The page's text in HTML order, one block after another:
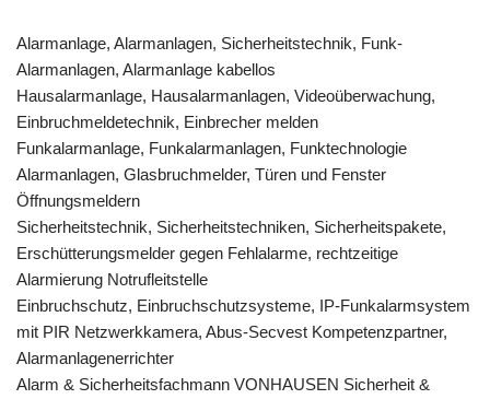
Alarmanlage, Alarmanlagen, Sicherheitstechnik, Funk-
Alarmanlagen, Alarmanlage kabellos
Hausalarmanlage, Hausalarmanlagen, Videoüberwachung,
Einbruchmeldetechnik, Einbrecher melden
Funkalarmanlage, Funkalarmanlagen, Funktechnologie
Alarmanlagen, Glasbruchmelder, Türen und Fenster
Öffnungsmeldern
Sicherheitstechnik, Sicherheitstechniken, Sicherheitspakete,
Erschütterungsmelder gegen Fehlalarme, rechtzeitige
Alarmierung Notrufleitstelle
Einbruchschutz, Einbruchschutzsysteme, IP-Funkalarmsystem
mit PIR Netzwerkkamera, Abus-Secvest Kompetenzpartner,
Alarmanlagenerrichter
Alarm & Sicherheitsfachmann VONHAUSEN Sicherheit &